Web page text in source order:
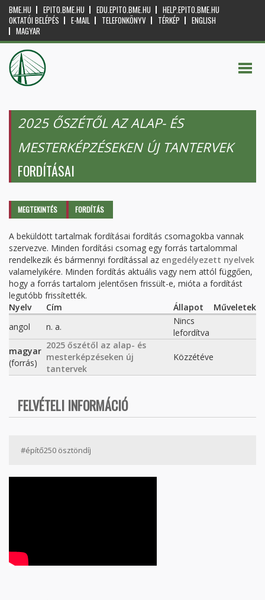
BME.HU EPITO.BME.HU EDU.EPITO.BME.HU
HELP.EPITO.BME.HU
OKTATÓI BELÉPÉS
E-MAIL TELEFONKÖNYV TÉRKÉP
ENGLISH
MAGYAR
2025 ŐSZÉTŐL AZ ALAP- ÉS
MESTERKÉPZÉSEKEN ÚJ TANTERVEK
FORDÍTÁSAI
Elsődleges fülek
MEGTEKINTÉS FORDÍTÁS
A beküldött tartalmak fordításai fordítás csomagokba vannak
szervezve. Minden fordítási csomag egy forrás tartalommal
rendelkezik és bármennyi fordítással az engedélyezett nyelvek
valamelyikére. Minden fordítás aktuális vagy nem attól függően,
hogy a forrás tartalom jelentősen frissült-e, mióta a fordítást
legutóbb frissítették.
Nyelv
Cím Állapot
Műveletek
angol
n. a.
Nincs
lefordítva
magyar
(forrás)
2025 őszétől az alap- és
mesterképzéseken új
tantervek
Közzétéve
FELVÉTELI INFORMÁCIÓ
#építő250 ösztöndíj